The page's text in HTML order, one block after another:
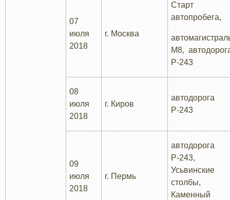
07
июля
2018
г. Москва
Старт
автопробега,
М8,
Р-243
08
июля
2018
г. Киров
автодорога
Р-243
09
июля
2018
г. Пермь
автодорога
Р-243,
Усьвинские
столбы,
Каменный